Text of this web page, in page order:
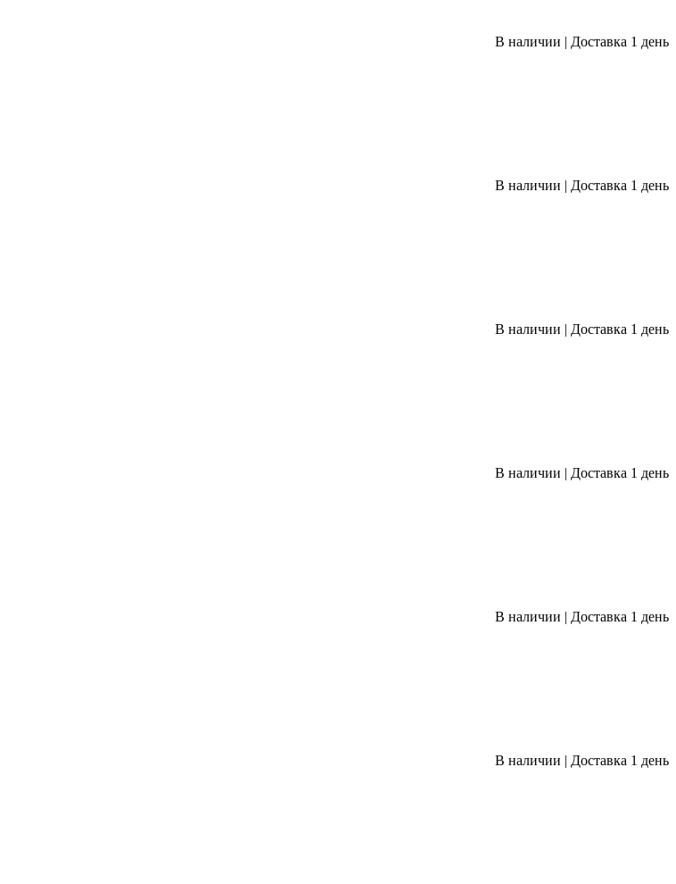
В наличии | Доставка 1 день
В наличии | Доставка 1 день
В наличии | Доставка 1 день
В наличии | Доставка 1 день
В наличии | Доставка 1 день
В наличии | Доставка 1 день